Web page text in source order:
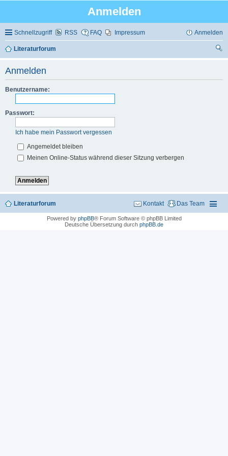
Anmelden
Schnellzugriff RSS FAQ Impressum Anmelden
Literaturforum
Anmelden
Benutzername:
Passwort:
Ich habe mein Passwort vergessen
Angemeldet bleiben
Meinen Online-Status während dieser Sitzung verbergen
Literaturforum Das Team
Kontakt
Powered by phpBB® Forum Software © phpBB Limited
Deutsche Übersetzung durch phpBB.de